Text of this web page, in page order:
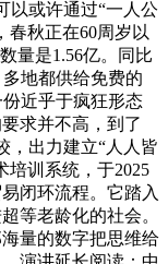
以或许通过“一人公
春秋正在60周岁以
量是1.56亿。同比
地都供给免费的
近乎于疯狂形态
求并不高，到了
，出力建立“人人皆
培训系统，于2025
闭环流程。它踏入
等老龄化的社会。
量的数字把思维给